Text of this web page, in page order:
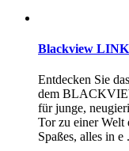
Blackview
Entdecken Sie
dem
für junge,
Tor zu einer Welt
Spaßes, alles in e